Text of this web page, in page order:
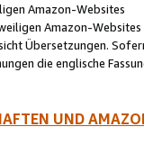
Amazon-Websites
Amazon-Websites
Übersetzungen.
die englische
UND